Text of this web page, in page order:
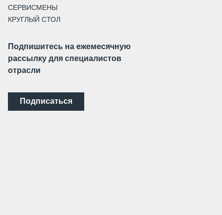
СЕРВИСМЕНЫ
КРУГЛЫЙ СТОЛ
Подпишитесь на ежемесячную
рассылку для специалистов
отрасли
Подписаться